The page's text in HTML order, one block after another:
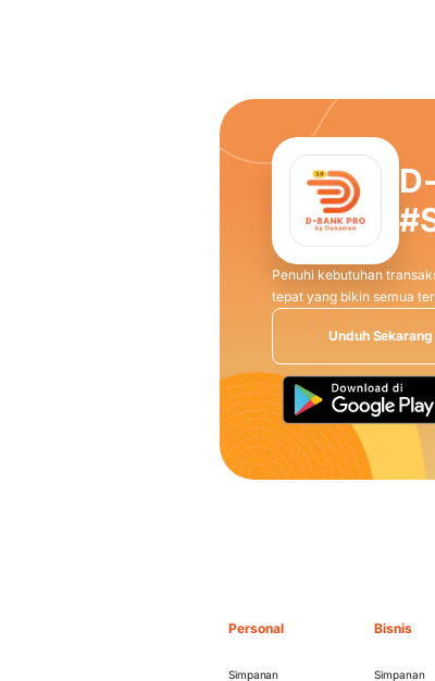
Penuhi kebutuhan
tepat yang bikin semua
Unduh Sekarang
Personal
Simpanan
Bisnis
Simpanan